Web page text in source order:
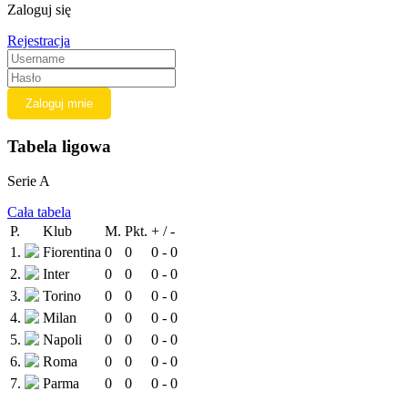
Zaloguj się
Rejestracja
Tabela ligowa
Serie A
Cała tabela
P.
Klub M. Pkt. + / -
1.
Fiorentina 0 0
0 - 0
2.
Inter 0 0
0 - 0
3.
Torino 0 0
0 - 0
4.
Milan 0 0
0 - 0
5.
Napoli 0 0
0 - 0
6.
Roma 0 0
0 - 0
7.
Parma 0 0 0 - 0